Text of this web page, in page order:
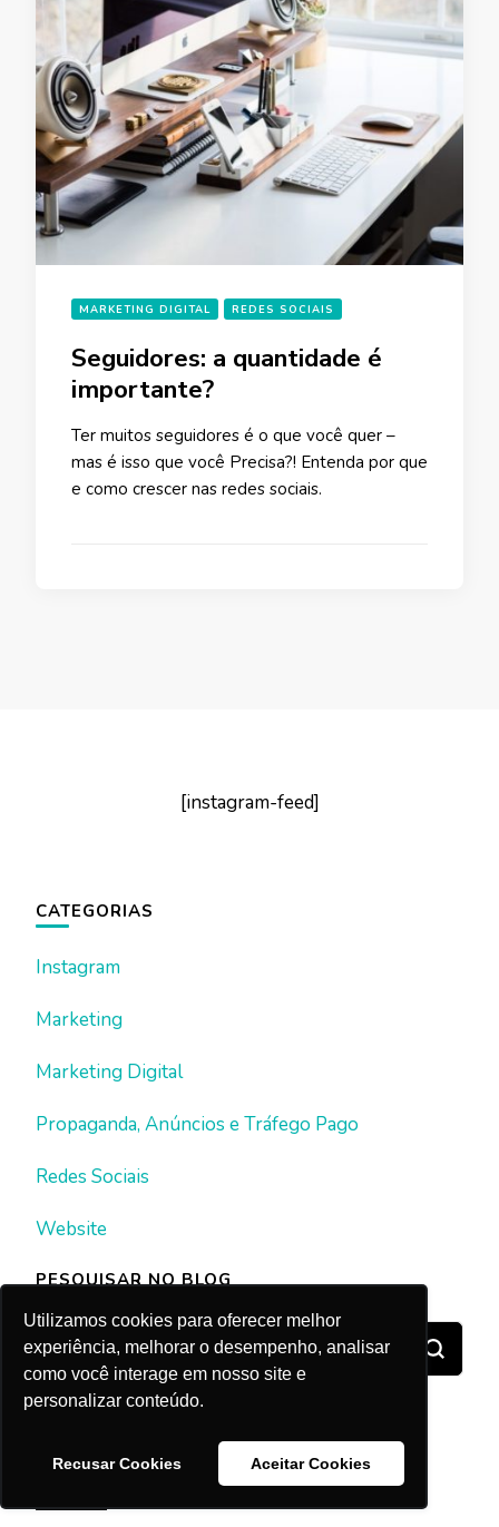
Utilizamos cookies para oferecer melhor
experiência, melhorar o desempenho, analisar
como você interage em nosso site e
personalizar conteúdo.
Recusar Cookies Aceitar Cookies
MARKETING DIGITAL REDES SOCIAIS
Seguidores: a quantidade é
importante?
Ter muitos seguidores é o que você quer –
mas é isso que você Precisa?! Entenda por que
e como crescer nas redes sociais.
[instagram-feed]
CATEGORIAS
Instagram
Marketing
Marketing Digital
Propaganda, Anúncios e Tráfego Pago
Redes Sociais
Website
PESQUISAR NO BLOG
Looking
for
Something?